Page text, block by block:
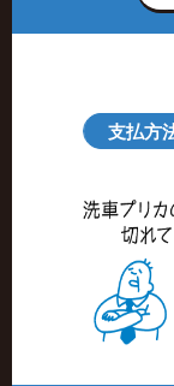
支払方